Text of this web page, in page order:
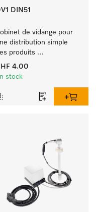
DIN51
de vidange pour
distribution simple
produits
ProCare.
4.00
stock